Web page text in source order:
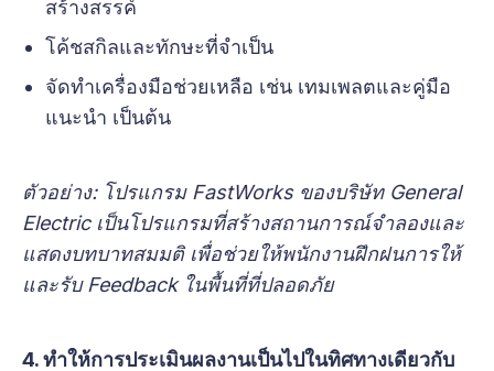
สร้างสรรค์
โค้ชสกิลและทักษะที่จำเป็น
จัดทำเครื่องมือช่วยเหลือ เช่น เทมเพลตและคู่มือ
แนะนำ เป็นต้น
ตัวอย่าง: โปรแกรม FastWorks ของบริษัท General
Electric เป็นโปรแกรมที่สร้างสถานการณ์จำลองและ
แสดงบทบาทสมมติ เพื่อช่วยให้พนักงานฝึกฝนการให้
และรับ Feedback ในพื้นที่ที่ปลอดภัย
4. ทำให้การประเมินผลงานเป็นไปในทิศทางเดียวกับ